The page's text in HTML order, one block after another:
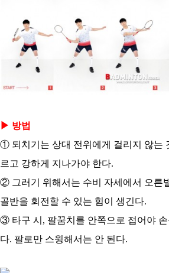
▶ 방법
① 되치기는 상대 전위에게 걸리지 않는
르고 강하게 지나가야 한다.
② 그러기 위해서는 수비 자세에서 오른
골반을 회전할 수 있는 힘이 생긴다.
③ 타구 시, 팔꿈치를 안쪽으로 접어야
다. 팔로만 스윙해서는 안 된다.